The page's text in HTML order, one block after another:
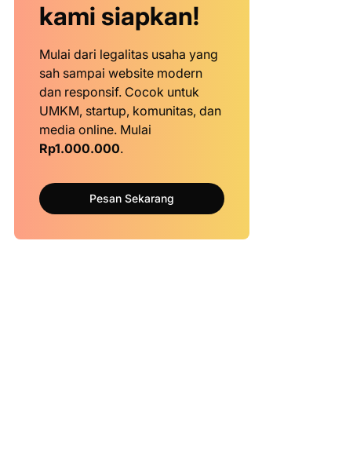
kami siapkan!
Mulai dari legalitas usaha yang
sah sampai website modern
dan responsif. Cocok untuk
UMKM, startup, komunitas, dan
media online. Mulai
Rp1.000.000.
Pesan Sekarang